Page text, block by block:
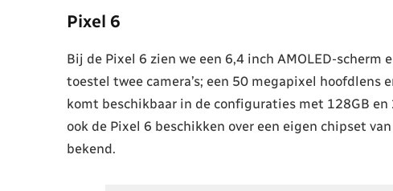
Pixel 6
Bij de Pixel 6 zien we een 6,4 inch AMOLED-
toestel twee camera’s; een 50 megapixel
komt beschikbaar in de configuraties met 128GB
ook de Pixel 6 beschikken over een eigen chipset
bekend.